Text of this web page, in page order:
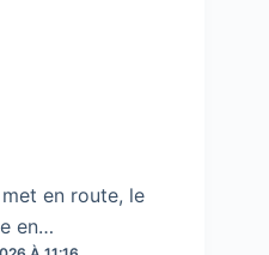
en route, le
en…